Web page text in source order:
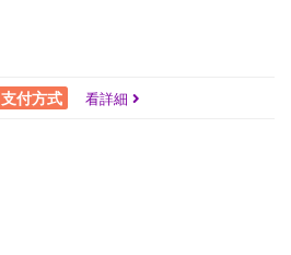
支付方式 看詳細